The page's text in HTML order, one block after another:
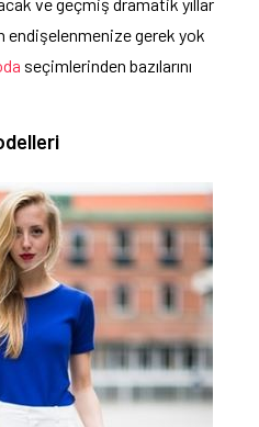
gerek yok
seçimlerinden bazılarını